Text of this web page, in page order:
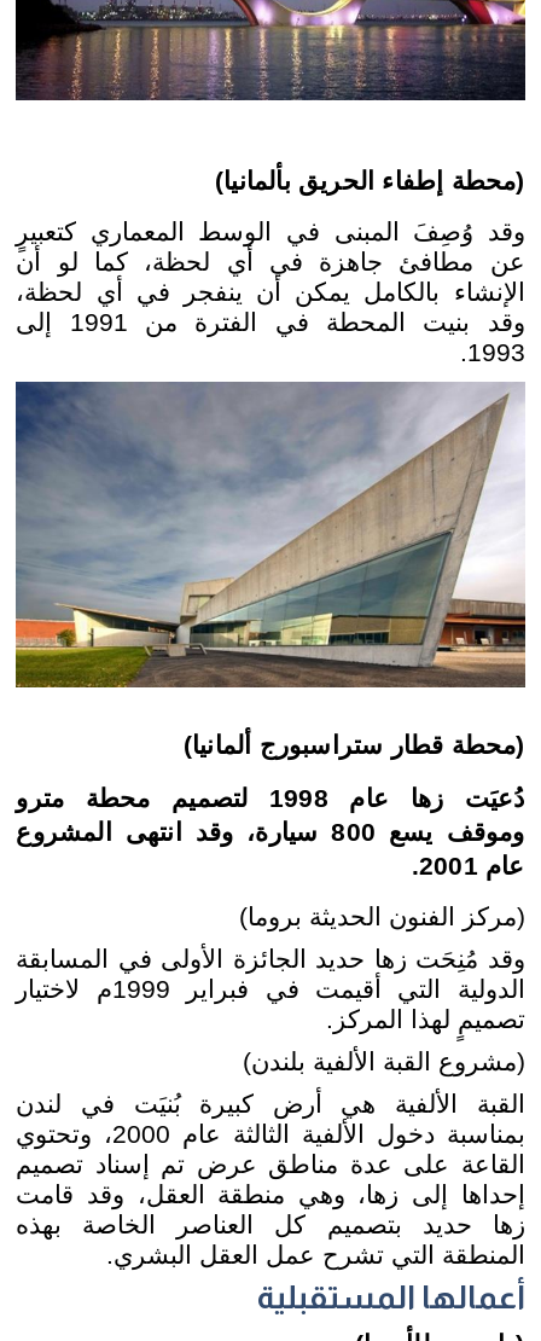
(محطة إطفاء الحريق بألمانيا)
وقد وُصِفَ المبنى في الوسط المعماري كتعبيرٍ
عن مطافئ جاهزة في أي لحظة، كما لو أن
الإنشاء بالكامل يمكن أن ينفجر في أي لحظة،
وقد بنيت المحطة في الفترة من 1991 إلى
1993.
(محطة قطار ستراسبورج ألمانيا)
دُعيَت زها عام 1998 لتصميم محطة مترو
وموقف يسع 800 سيارة، وقد انتهى المشروع
عام 2001.
(مركز الفنون الحديثة بروما)
وقد مُنِحَت زها حديد الجائزة الأولى في المسابقة
الدولية التي أقيمت في فبراير 1999م لاختيار
تصميمٍ لهذا المركز.
(مشروع القبة الألفية بلندن)
القبة الألفية هي أرض كبيرة بُنيَت في لندن
بمناسبة دخول الألفية الثالثة عام 2000، وتحتوي
القاعة على عدة مناطق عرض تم إسناد تصميم
إحداها إلى زها، وهي منطقة العقل، وقد قامت
زها حديد بتصميم كل العناصر الخاصة بهذه
المنطقة التي تشرح عمل العقل البشري.
أعمالها المستقبلية